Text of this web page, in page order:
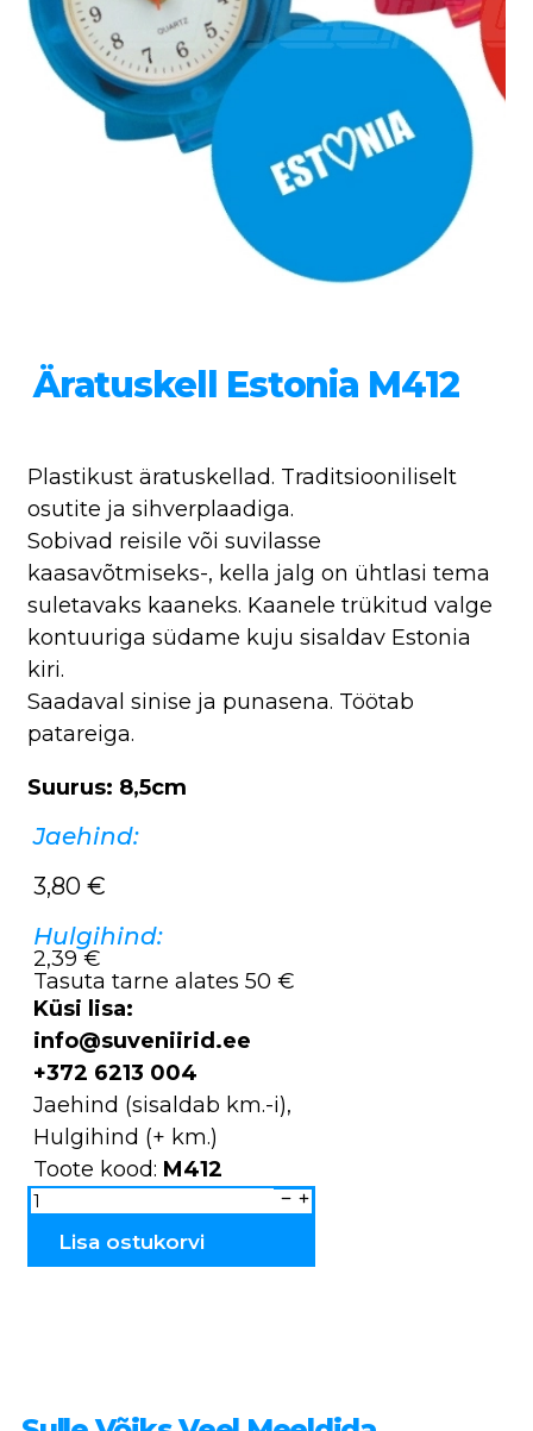
Äratuskell Estonia M412
Plastikust äratuskellad. Traditsiooniliselt
osutite ja sihverplaadiga.
Sobivad reisile või suvilasse
kaasavõtmiseks-, kella jalg on ühtlasi tema
suletavaks kaaneks. Kaanele trükitud valge
kontuuriga südame kuju sisaldav Estonia
kiri.
Saadaval sinise ja punasena. Töötab
patareiga.
Suurus: 8,5cm
Jaehind:
3,80 €
Hulgihind:
2,39 €
Tasuta tarne alates 50 €
Küsi lisa:
info@suveniirid.ee
+372 6213 004
Jaehind (sisaldab km.-i),
Hulgihind (+ km.)
Toote kood: M412
Äratuskell
Estonia
M412
Lisa ostukorvi